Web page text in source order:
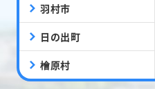
羽村市
日の出町
檜原村